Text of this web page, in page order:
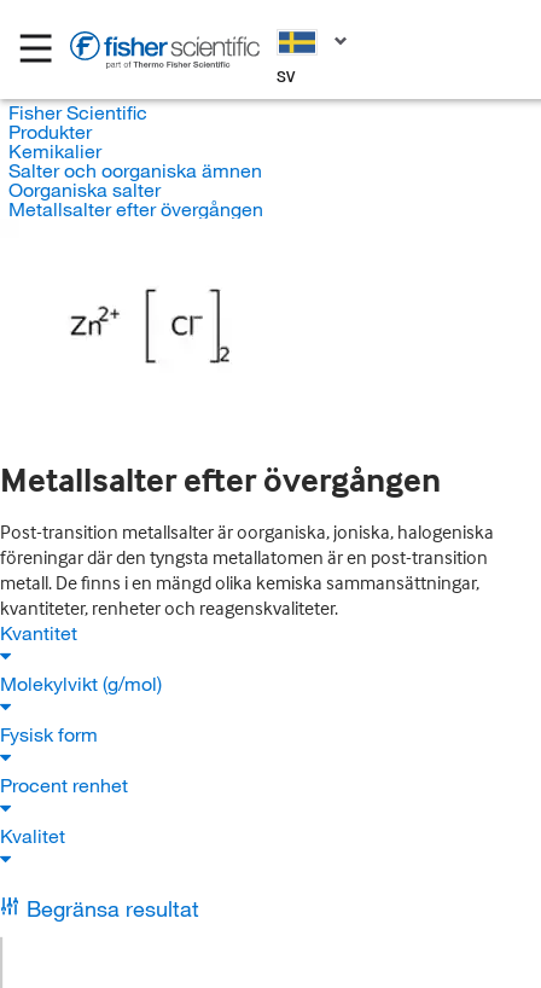
SV
Fisher Scientific
Produkter
Kemikalier
Salter och oorganiska ämnen
Oorganiska salter
Metallsalter efter övergången
Metallsalter efter övergången
Post-transition metallsalter är oorganiska, joniska, halogeniska
föreningar där den tyngsta metallatomen är en post-transition
metall. De finns i en mängd olika kemiska sammansättningar,
kvantiteter, renheter och reagenskvaliteter.
Kvantitet
Molekylvikt (g/mol)
Fysisk form
Procent renhet
Kvalitet
Begränsa resultat